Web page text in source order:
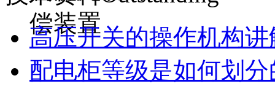
偿装置
高压开关的操作机构讲
配电柜等级是如何划分